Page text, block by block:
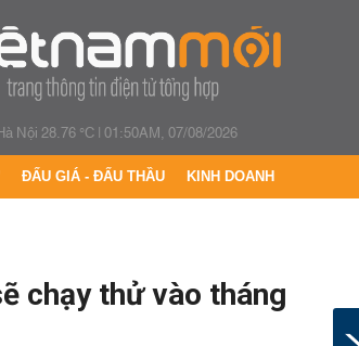
Nội 28.76 °C|01:50AM, 07/08/2026
ĐẤU GIÁ - ĐẤU THẦU KINH DOANH
chạy thử vào tháng